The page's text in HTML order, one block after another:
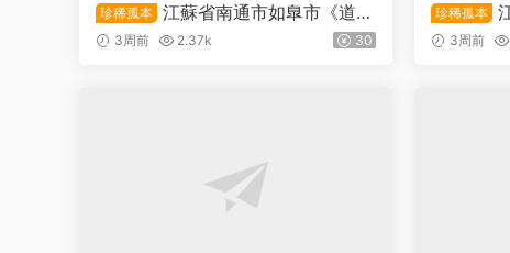
珍稀孤本 江蘇省南通市如臯市《道光
白蒲鎮志》十卷 清姚鵬春纂修PDF
3周前 2.37k 30
珍稀孤本
志》十一
3周前